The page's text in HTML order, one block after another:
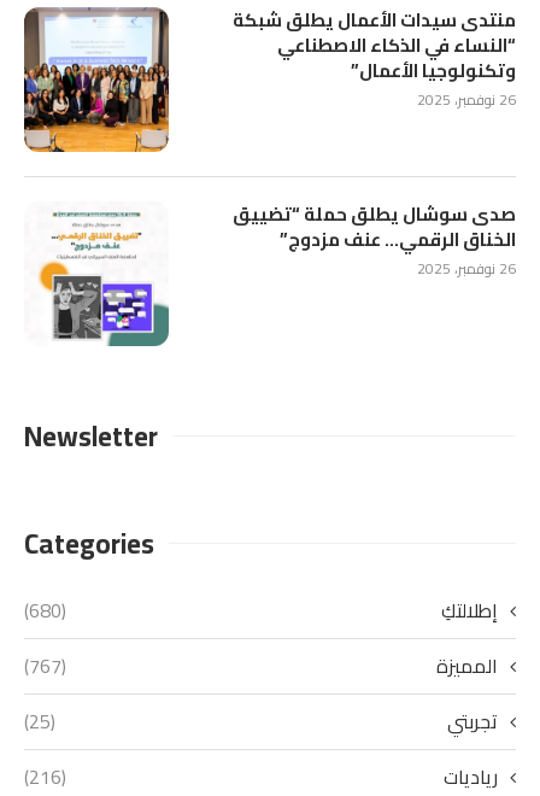
منتدى سيدات الأعمال يطلق شبكة
“النساء في الذكاء الاصطناعي
وتكنولوجيا الأعمال”
26 نوفمبر، 2025
صدى سوشال يطلق حملة “تضييق
الخناق الرقمي… عنف مزدوج”
26 نوفمبر، 2025
Newsletter
Categories
إطلالتكِ
(680)
المميزة
(767)
تجربتي
(25)
رياديات
(216)